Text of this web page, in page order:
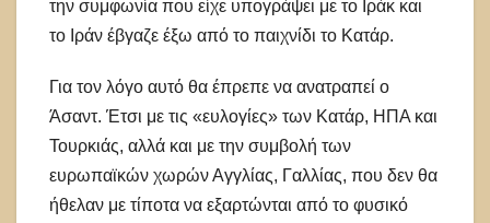
την συμφωνία που είχε υπογράψει με το Ιράκ και
το Ιράν έβγαζε έξω από το παιχνίδι το Κατάρ.
Για τον λόγο αυτό θα έπρεπε να ανατραπεί ο
Άσαντ. Έτσι με τις «ευλογίες» των Κατάρ, ΗΠΑ και
Τουρκιάς, αλλά και με την συμβολή των
ευρωπαϊκών χωρών Αγγλίας, Γαλλίας, που δεν θα
ήθελαν με τίποτα να εξαρτώνται από το φυσικό